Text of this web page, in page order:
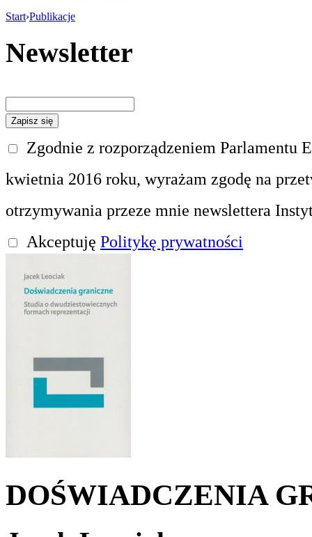
Start›Publikacje
Newsletter
Zgodnie z rozporządzeniem Parlamentu
kwietnia 2016 roku, wyrażam zgodę na
otrzymywania przeze mnie newslettera
Akceptuję Politykę prywatności
DOŚWIADCZENIA